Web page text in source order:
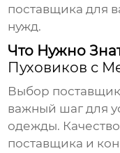
поставщика для
нужд.
Что Нужно
Пуховиков с
Выбор
важный шаг для
одежды.
поставщика и